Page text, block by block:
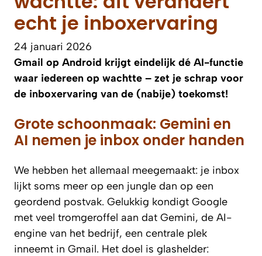
echt je inboxervaring
24 januari 2026
Gmail op Android krijgt eindelijk dé AI-functie
waar iedereen op wachtte – zet je schrap voor
de inboxervaring van de (nabije) toekomst!
Grote schoonmaak: Gemini en
AI nemen je inbox onder handen
We hebben het allemaal meegemaakt: je inbox
lijkt soms meer op een jungle dan op een
geordend postvak. Gelukkig kondigt Google
met veel tromgeroffel aan dat Gemini, de AI-
engine van het bedrijf, een centrale plek
inneemt in Gmail. Het doel is glashelder: